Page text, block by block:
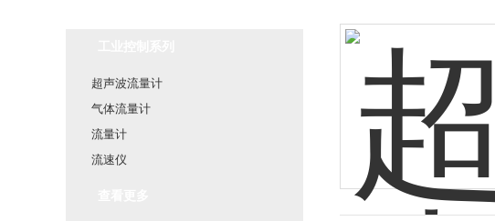
超声波流量计
气体流量计
流量计
流速仪